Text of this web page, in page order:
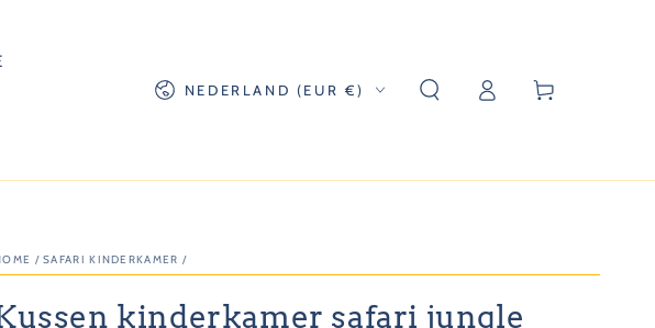
Land/regio
NEDERLAND (EUR €)
Log
in
Winkelwagen
/ SAFARI KINDERKAMER /
kinderkamer safari jungle